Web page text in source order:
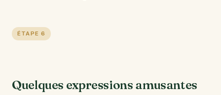
ÉTAPE 6
Quelques expressions amusantes